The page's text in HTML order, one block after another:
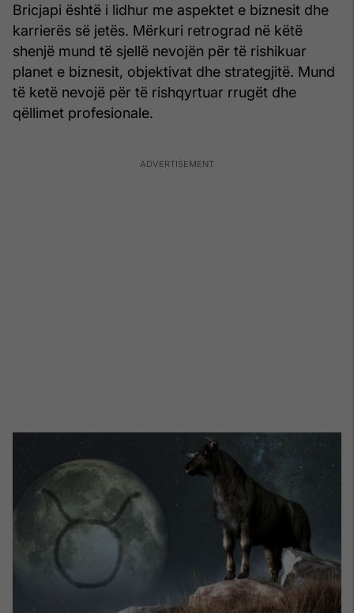
Bricjapi është i lidhur me aspektet e biznesit dhe
karrierës së jetës. Mërkuri retrograd në këtë
shenjë mund të sjellë nevojën për të rishikuar
planet e biznesit, objektivat dhe strategjitë. Mund
të ketë nevojë për të rishqyrtuar rrugët dhe
qëllimet profesionale.